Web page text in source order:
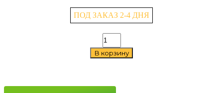
ПОД ЗАКАЗ 2-4 ДНЯ
Количество
товара
Michelin
245/45
В корзину